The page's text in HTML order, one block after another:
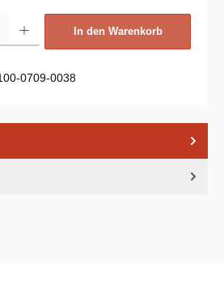
In den Warenkorb
0709-0038